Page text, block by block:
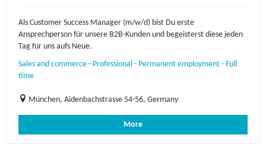
Als Customer Success Manager (m/w/d) bist Du erste
Ansprechperson für unsere B2B-Kunden und begeisterst diese jeden
Tag für uns aufs Neue.
Sales and commerce - Professional - Permanent employment - Full
time
München, Aidenbachstrasse 54-56, Germany
More